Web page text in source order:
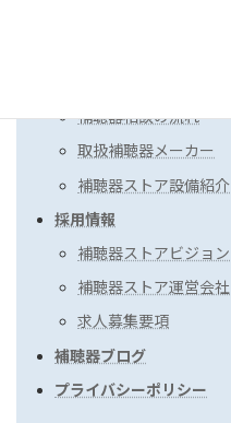
補聴器相談の流れ
取扱補聴器メーカー
補聴器ストア設備紹介
採用情報
補聴器ストアビジョン
補聴器ストア運営会社
求人募集要項
補聴器ブログ
プライバシーポリシー